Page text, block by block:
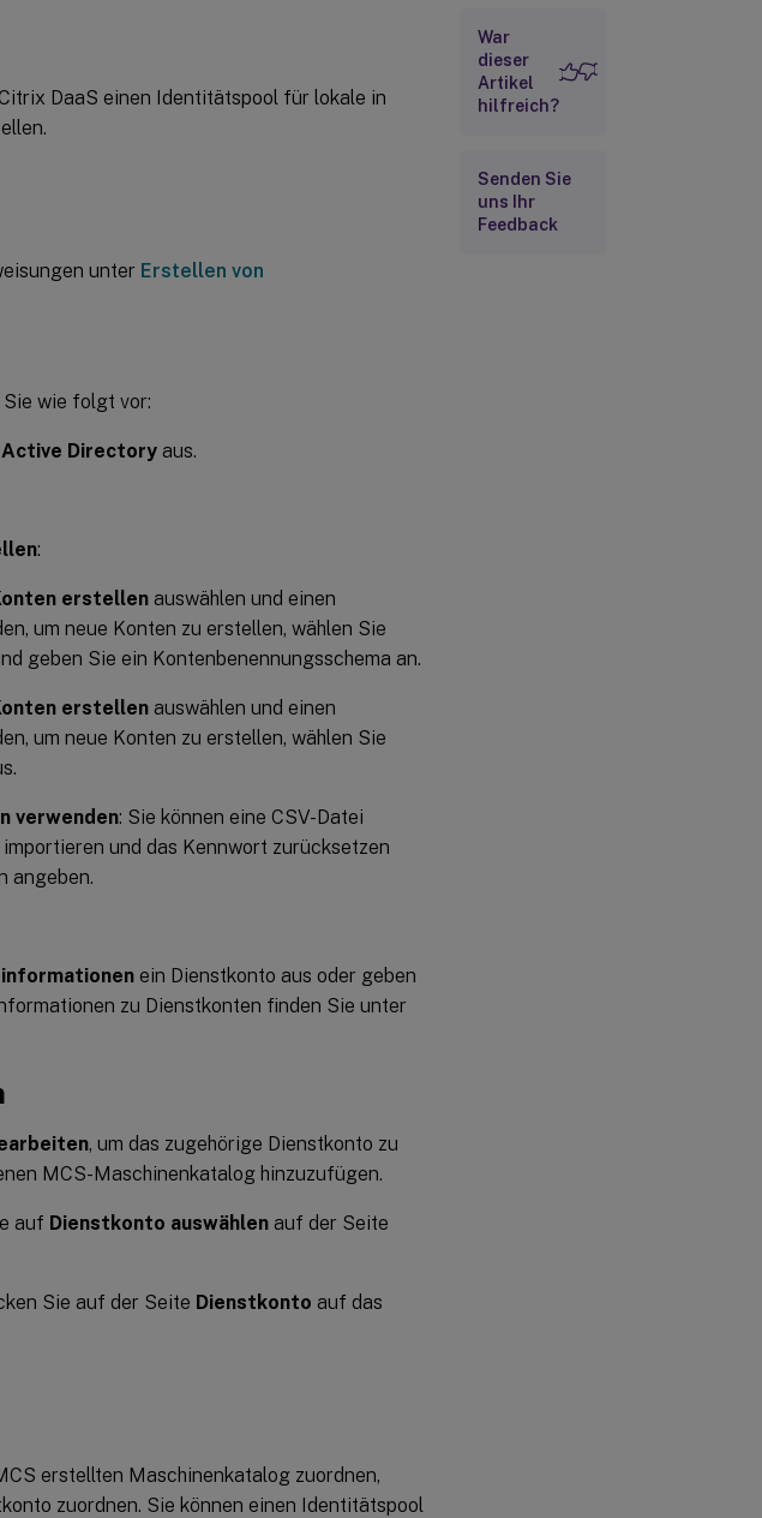
DaaS einen Identitätspool für lokale in
unter Erstellen von
Sie wie folgt vor:
Directory aus.
:
erstellen auswählen und einen
um neue Konten zu erstellen, wählen Sie
geben Sie ein Kontenbenennungsschema an.
erstellen auswählen und einen
um neue Konten zu erstellen, wählen Sie
verwenden: Sie können eine CSV-Datei
und das Kennwort zurücksetzen
angeben.
ein Dienstkonto aus oder geben
zu Dienstkonten finden Sie unter
, um das zugehörige Dienstkonto zu
MCS-Maschinenkatalog hinzuzufügen.
auf Dienstkonto auswählen auf der Seite
Sie auf der Seite Dienstkonto auf das
erstellten Maschinenkatalog zuordnen,
zuordnen. Sie können einen Identitätspool
War
dieser
Artikel
hilfreich?
Senden Sie
uns Ihr
Feedback